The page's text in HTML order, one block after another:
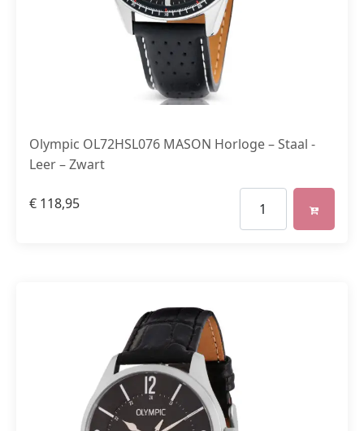
Olympic OL72HSL076 MASON Horloge – Staal -
Leer – Zwart
€ 118,95